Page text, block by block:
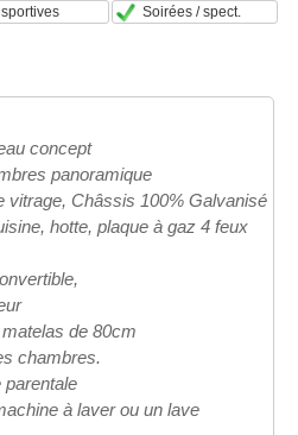
Soirées / spect.
concept
panoramique
vitrage, Châssis 100% Galvanisé
hotte, plaque à gaz 4 feux
de 80cm
chambres.
à laver ou un lave